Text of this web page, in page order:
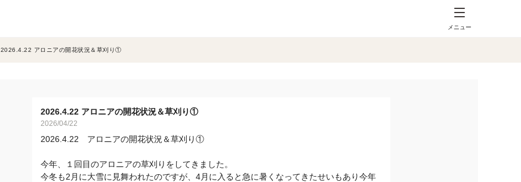
メニュー
2026.4.22 アロニアの開花状況＆草刈り①
2026.4.22 アロニアの開花状況＆草刈り①
2026/04/22
2026.4.22 アロニアの開花状況＆草刈り①
今年、１回目のアロニアの草刈りをしてきました。
今冬も2月に大雪に見舞われたのですが、4月に入ると急に暑くなってきたせいもあり今年